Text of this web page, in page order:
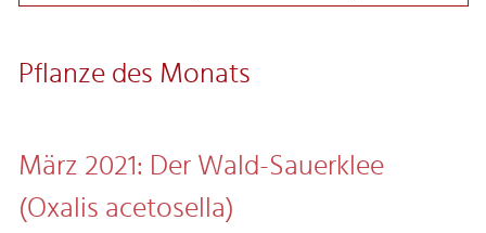
Pflanze des Monats
März 2021: Der Wald-Sauerklee
(Oxalis acetosella)